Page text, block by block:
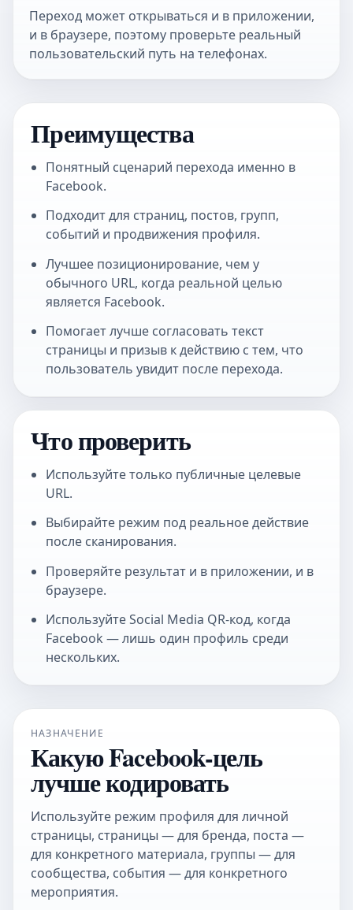
Переход может открываться и в приложении,
и в браузере, поэтому проверьте реальный
пользовательский путь на телефонах.
Преимущества
Понятный сценарий перехода именно в
Facebook.
Подходит для страниц, постов, групп,
событий и продвижения профиля.
Лучшее позиционирование, чем у
обычного URL, когда реальной целью
является Facebook.
Помогает лучше согласовать текст
страницы и призыв к действию с тем, что
пользователь увидит после перехода.
Что проверить
Используйте только публичные целевые
URL.
Выбирайте режим под реальное действие
после сканирования.
Проверяйте результат и в приложении, и в
браузере.
ИспользуйтеSocial Media QR-код, когда
Facebook — лишь один профиль среди
нескольких.
НАЗНАЧЕНИЕ
Какую Facebook-цель
лучше кодировать
Используйте режим профиля для личной
страницы, страницы — для бренда, поста —
для конкретного материала, группы — для
сообщества, события — для конкретного
мероприятия.